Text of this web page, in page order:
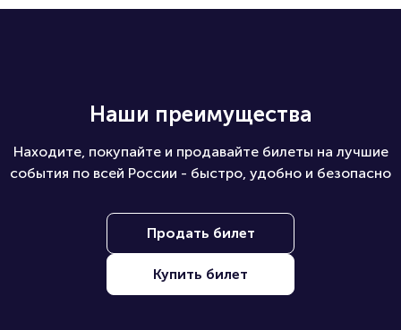
Наши преимущества
Находите, покупайте и продавайте билеты на лучшие
события по всей России - быстро, удобно и безопасно
Продать билет
Купить билет